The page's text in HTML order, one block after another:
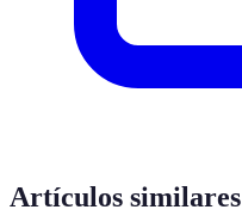
Artículos similares